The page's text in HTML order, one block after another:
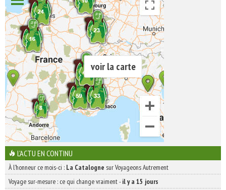
voir la carte
L'ACTU EN CONTINU
À l'honneur ce mois-ci : La Catalogne sur Voyageons Autrement
Voyage sur-mesure : ce qui change vraiment-il y a 15 jours